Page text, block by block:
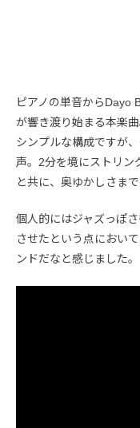
ピアノの単音からDayo
が響き渡り始まる本楽
シンプルな構成ですが
声。2分を境にストリン
と共に、奥ゆかしさま
個人的にはジャズっぽ
させたという点におい
ンドだなと感じました。